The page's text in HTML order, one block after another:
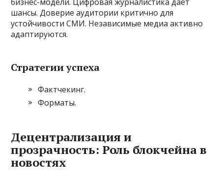
шансы. Доверие аудитории критично для
устойчивости СМИ. Независимые медиа активно
адаптируются.
Стратегии успеха
Фактчекинг.
Форматы.
Децентрализация и
прозрачность: Роль блокчейна в
новостях